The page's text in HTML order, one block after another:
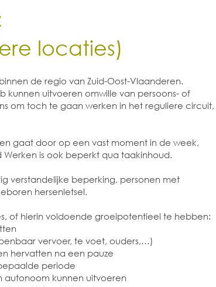
locaties)
de regio van Zuid-Oost-Vlaanderen.
uitvoeren omwille van persoons- of
om toch te gaan werken in het reguliere circuit,
gaat door op een vast moment in de week,
is ook beperkt qua taakinhoud.
verstandelijke beperking, personen met
hersenletsel.
of hierin voldoende groeipotentieel te hebben:
vervoer, te voet, ouders,…)
hervatten na een pauze
periode
kunnen uitvoeren